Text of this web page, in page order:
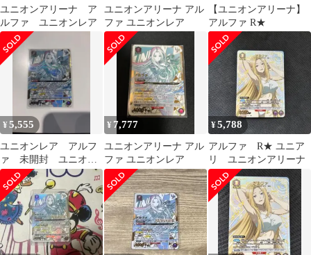
ユニオンアリーナ ア
ルファ ユニオンレア
ユニオンアリーナ アル
ファ ユニオンレア
【ユニオンアリーナ】
アルファ R★
¥5,555
ユニオンレア アルフ
ァ 未開封 ユニオン
アリーナ ユニレア
ユニアリ
¥ 7,777
ユニオンアリーナ アル
ファ ユニオンレア
¥5,788
アルファ R★ ユニア
リ ユニオンアリーナ